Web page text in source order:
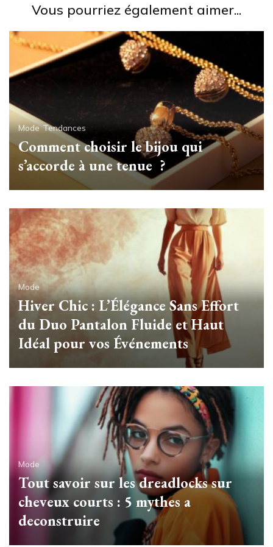
Vous pourriez également aimer...
Mode Tendances
Comment choisir le bijou qui
s’accorde à une tenue ?
Mode
Hiver Chic : L’Élégance Sans Effort
du Duo Pantalon Fluide et Haut
Idéal pour vos Événements
Mode
Tout savoir sur les dreadlocks sur
cheveux courts : 5 mythes a
deconstruire